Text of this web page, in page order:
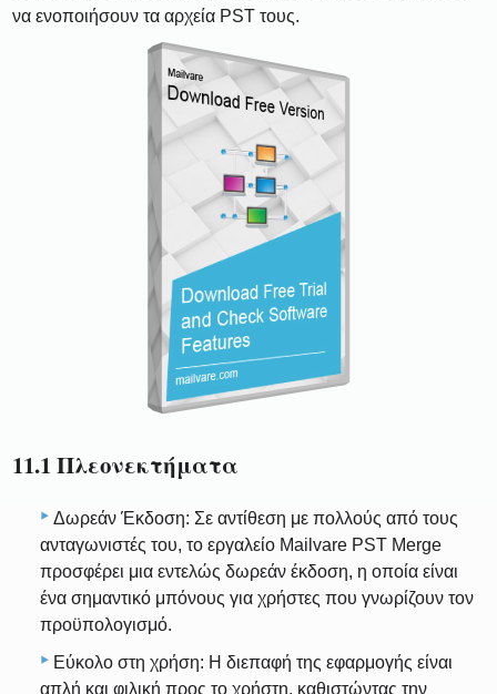
να ενοποιήσουν τα αρχεία PST τους.
11.1 Πλεονεκτήματα
Δωρεάν Έκδοση: Σε αντίθεση με πολλούς από τους
ανταγωνιστές του, το εργαλείο Mailvare PST Merge
προσφέρει μια εντελώς δωρεάν έκδοση, η οποία είναι
ένα σημαντικό μπόνους για χρήστες που γνωρίζουν τον
προϋπολογισμό.
Εύκολο στη χρήση: Η διεπαφή της εφαρμογής είναι
απλή και φιλική προς το χρήστη, καθιστώντας την